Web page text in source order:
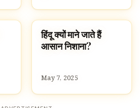
HINDUISM
हिंदू क्यों माने जाते हैं
आसान निशाना?
May 7, 2025